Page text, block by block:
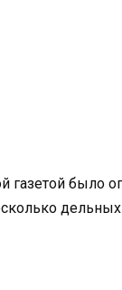
газетой было